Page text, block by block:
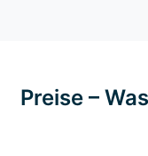
Preise –